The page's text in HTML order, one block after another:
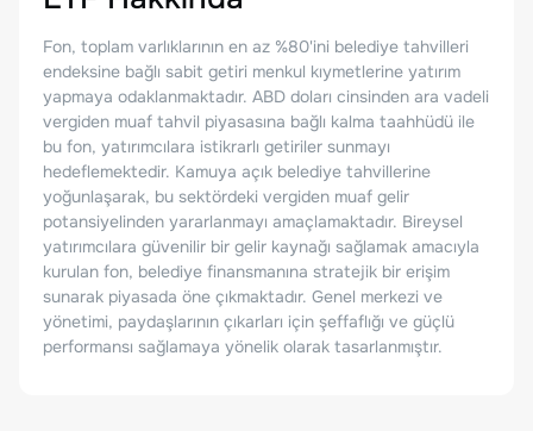
Fon, toplam varlıklarının en az %80'ini belediye tahvilleri
endeksine bağlı sabit getiri menkul kıymetlerine yatırım
yapmaya odaklanmaktadır. ABD doları cinsinden ara vadeli
vergiden muaf tahvil piyasasına bağlı kalma taahhüdü ile
bu fon, yatırımcılara istikrarlı getiriler sunmayı
hedeflemektedir. Kamuya açık belediye tahvillerine
yoğunlaşarak, bu sektördeki vergiden muaf gelir
potansiyelinden yararlanmayı amaçlamaktadır. Bireysel
yatırımcılara güvenilir bir gelir kaynağı sağlamak amacıyla
kurulan fon, belediye finansmanına stratejik bir erişim
sunarak piyasada öne çıkmaktadır. Genel merkezi ve
yönetimi, paydaşlarının çıkarları için şeffaflığı ve güçlü
performansı sağlamaya yönelik olarak tasarlanmıştır.